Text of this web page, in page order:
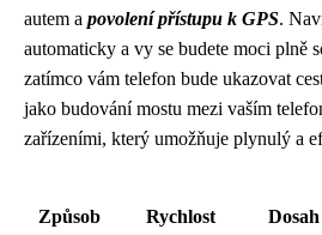
autem a povolení přístupu k GPS.
automaticky a vy se budete moci plně
zatímco vám telefon bude ukazovat
jako budování mostu mezi vaším
zařízeními, který umožňuje plynulý a
Způsob
Rychlost
Dosah